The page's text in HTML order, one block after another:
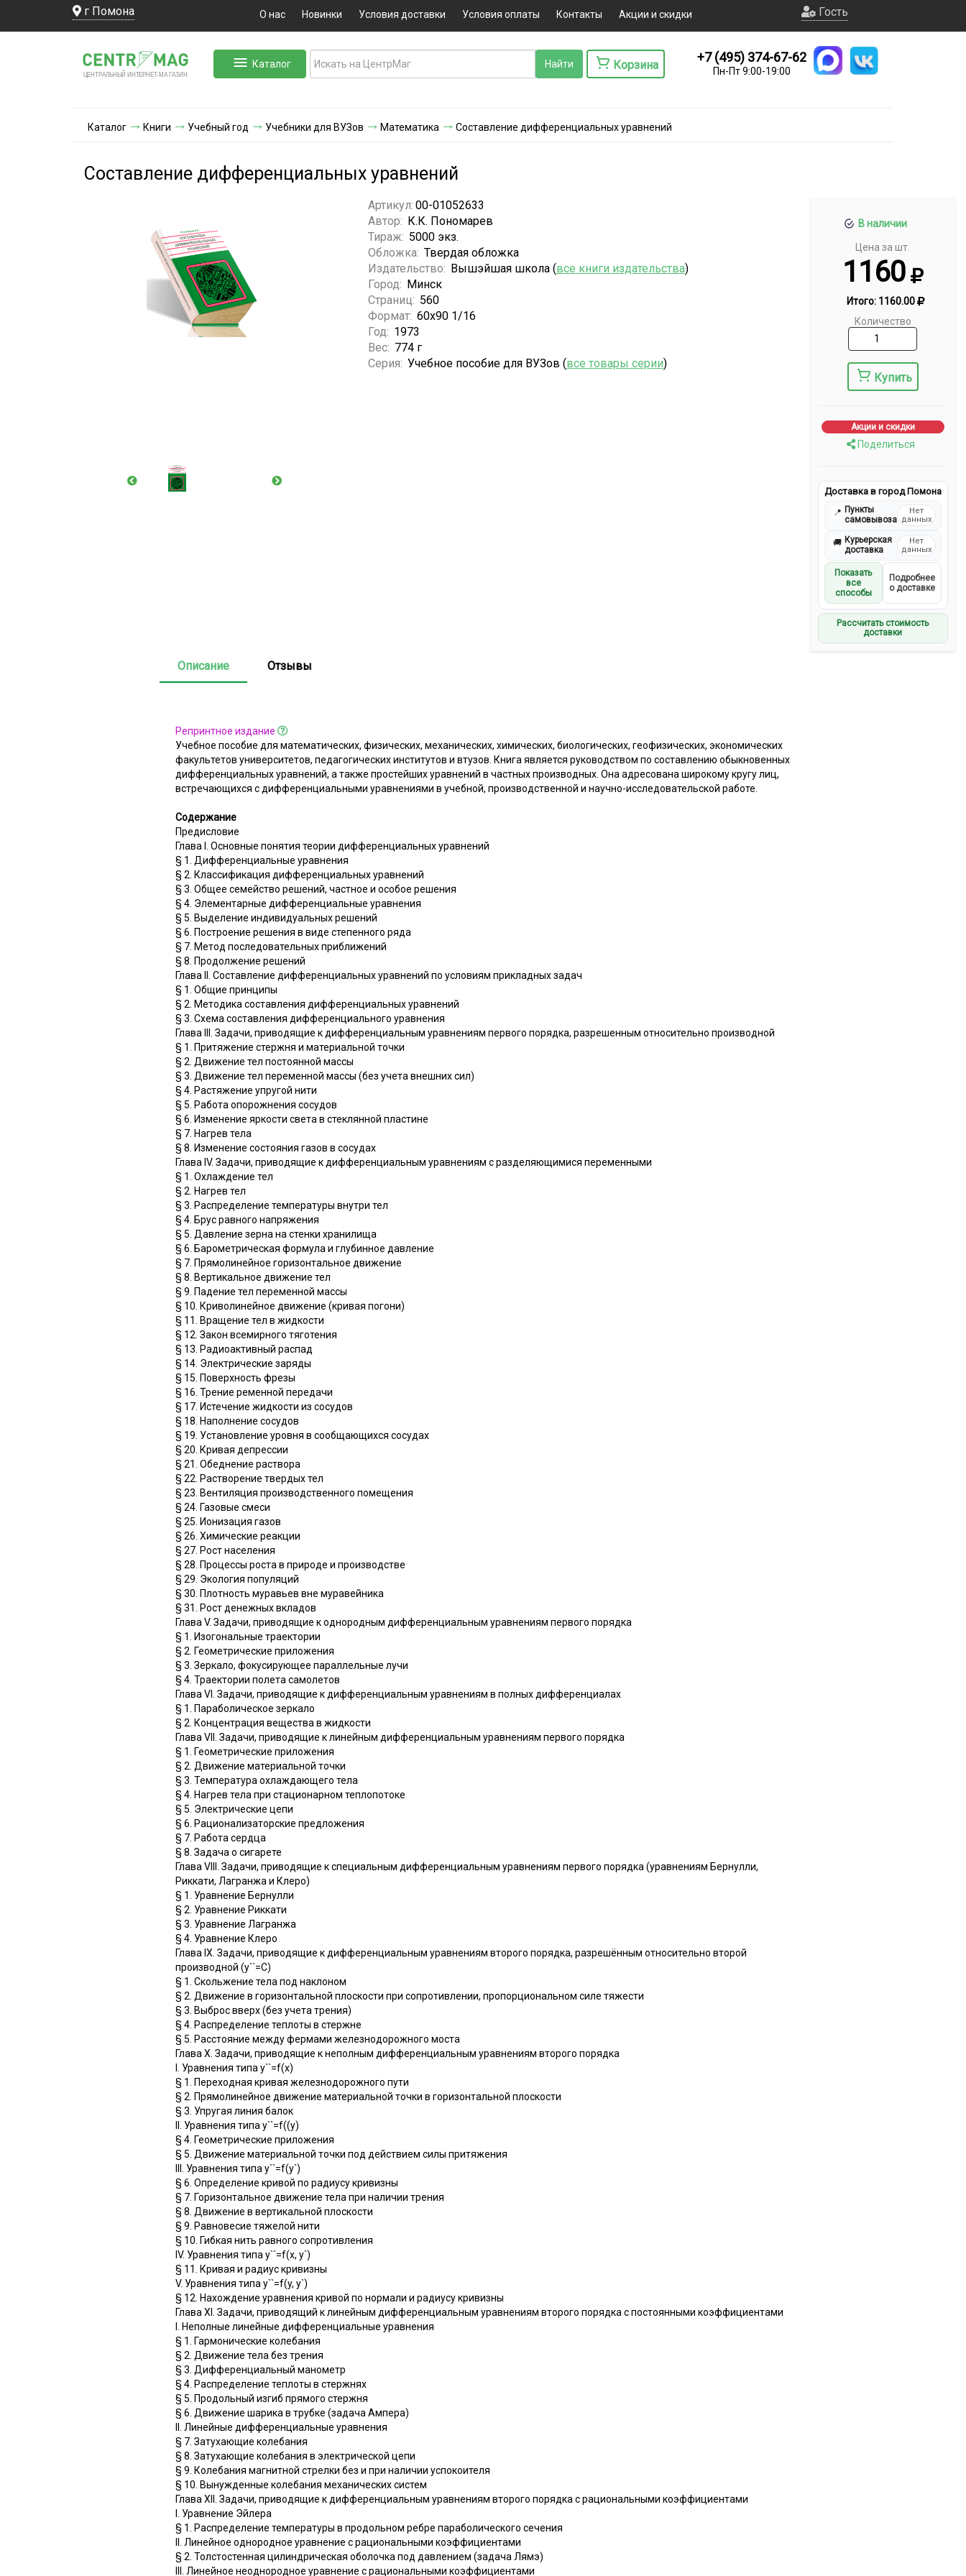
г Помона О нас Новинки Условия доставки Условия оплаты Контакты Акции и скидки Гость
ЦЕНТРАЛЬНЫЙ ИНТЕРНЕТ-МА ГАЗИН
Каталог Корзина
+7 (495) 374-67-62
Пн-Пт 9:00-19:00
Каталог Книги Учебный год Учебники для ВУЗов Математика Составление дифференциальных уравнений
Составление дифференциальных уравнений
В наличии
Цена за шт.
1160
Итого: 1160.00
Количество
Купить
Акции и скидки
Поделиться
Доставка в город Помона
📍 Пункты
самовывоза
Нет
данных
🚚 Курьерская
доставка
Нет
данных
Показать
все
способы
Подробнее
о доставке
Рассчитать стоимость
доставки
Артикул: 00-01052633
Автор: К.К. Пономарев
Тираж: 5000 экз.
Обложка: Твердая обложка
Издательство: Вышэйшая школа (все книги издательства)
Город: Минск
Страниц: 560
Формат: 60х90 1/16
Год: 1973
Вес: 774 г
Серия: Учебное пособие для ВУЗов (все товары серии)
Описание Отзывы
Репринтное издание
Учебное пособие для математических, физических, механических, химических, биологических, геофизических, экономических
факультетов университетов, педагогических институтов и втузов. Книга является руководством по составлению обыкновенных
дифференциальных уравнений, а также простейших уравнений в частных производных. Она адресована широкому кругу лиц,
встречающихся с дифференциальными уравнениями в учебной, производственной и научно-исследовательской работе.
Содержание
Предисловие
Глава I. Основные понятия теории дифференциальных уравнений
§ 1. Дифференциальные уравнения
§ 2. Классификация дифференциальных уравнений
§ 3. Общее семейство решений, частное и особое решения
§ 4. Элементарные дифференциальные уравнения
§ 5. Выделение индивидуальных решений
§ 6. Построение решения в виде степенного ряда
§ 7. Метод последовательных приближений
§ 8. Продолжение решений
Глава II. Составление дифференциальных уравнений по условиям прикладных задач
§ 1. Общие принципы
§ 2. Методика составления дифференциальных уравнений
§ 3. Схема составления дифференциального уравнения
Глава III. Задачи, приводящие к дифференциальным уравнениям первого порядка, разрешенным относительно производной
§ 1. Притяжение стержня и материальной точки
§ 2. Движение тел постоянной массы
§ 3. Движение тел переменной массы (без учета внешних сил)
§ 4. Растяжение упругой нити
§ 5. Работа опорожнения сосудов
§ 6. Изменение яркости света в стеклянной пластине
§ 7. Нагрев тела
§ 8. Изменение состояния газов в сосудах
Глава IV. Задачи, приводящие к дифференциальным уравнениям с разделяющимися переменными
§ 1. Охлаждение тел
§ 2. Нагрев тел
§ 3. Распределение температуры внутри тел
§ 4. Брус равного напряжения
§ 5. Давление зерна на стенки хранилища
§ 6. Барометрическая формула и глубинное давление
§ 7. Прямолинейное горизонтальное движение
§ 8. Вертикальное движение тел
§ 9. Падение тел переменной массы
§ 10. Криволинейное движение (кривая погони)
§ 11. Вращение тел в жидкости
§ 12. Закон всемирного тяготения
§ 13. Радиоактивный распад
§ 14. Электрические заряды
§ 15. Поверхность фрезы
§ 16. Трение ременной передачи
§ 17. Истечение жидкости из сосудов
§ 18. Наполнение сосудов
§ 19. Установление уровня в сообщающихся сосудах
§ 20. Кривая депрессии
§ 21. Обеднение раствора
§ 22. Растворение твердых тел
§ 23. Вентиляция производственного помещения
§ 24. Газовые смеси
§ 25. Ионизация газов
§ 26. Химические реакции
§ 27. Рост населения
§ 28. Процессы роста в природе и производстве
§ 29. Экология популяций
§ 30. Плотность муравьев вне муравейника
§ 31. Рост денежных вкладов
Глава V. Задачи, приводящие к однородным дифференциальным уравнениям первого порядка
§ 1. Изогональные траектории
§ 2. Геометрические приложения
§ 3. Зеркало, фокусирующее параллельные лучи
§ 4. Траектории полета самолетов
Глава VI. Задачи, приводящие к дифференциальным уравнениям в полных дифференциалах
§ 1. Параболическое зеркало
§ 2. Концентрация вещества в жидкости
Глава VII. Задачи, приводящие к линейным дифференциальным уравнениям первого порядка
§ 1. Геометрические приложения
§ 2. Движение материальной точки
§ 3. Температура охлаждающего тела
§ 4. Нагрев тела при стационарном теплопотоке
§ 5. Электрические цепи
§ 6. Рационализаторские предложения
§ 7. Работа сердца
§ 8. Задача о сигарете
Глава VIII. Задачи, приводящие к специальным дифференциальным уравнениям первого порядка (уравнениям Бернулли,
Риккати, Лагранжа и Клеро)
§ 1. Уравнение Бернулли
§ 2. Уравнение Риккати
§ 3. Уравнение Лагранжа
§ 4. Уравнение Клеро
Глава IX. Задачи, приводящие к дифференциальным уравнениям второго порядка, разрешённым относительно второй
производной (у``=С)
§ 1. Скольжение тела под наклоном
§ 2. Движение в горизонтальной плоскости при сопротивлении, пропорциональном силе тяжести
§ 3. Выброс вверх (без учета трения)
§ 4. Распределение теплоты в стержне
§ 5. Расстояние между фермами железнодорожного моста
Глава X. Задачи, приводящие к неполным дифференциальным уравнениям второго порядка
I. Уравнения типа y``=f(x)
§ 1. Переходная кривая железнодорожного пути
§ 2. Прямолинейное движение материальной точки в горизонтальной плоскости
§ 3. Упругая линия балок
II. Уравнения типа y``=f((y)
§ 4. Геометрические приложения
§ 5. Движение материальной точки под действием силы притяжения
III. Уравнения типа y``=f(y`)
§ 6. Определение кривой по радиусу кривизны
§ 7. Горизонтальное движение тела при наличии трения
§ 8. Движение в вертикальной плоскости
§ 9. Равновесие тяжелой нити
§ 10. Гибкая нить равного сопротивления
IV. Уравнения типа y``=f(x, у`)
§ 11. Кривая и радиус кривизны
V. Уравнения типа y``=f(y, у`)
§ 12. Нахождение уравнения кривой по нормали и радиусу кривизны
Глава XI. Задачи, приводящий к линейным дифференциальным уравнениям второго порядка с постоянными коэффициентами
I. Неполные линейные дифференциальные уравнения
§ 1. Гармонические колебания
§ 2. Движение тела без трения
§ 3. Дифференциальный манометр
§ 4. Распределение теплоты в стержнях
§ 5. Продольный изгиб прямого стержня
§ 6. Движение шарика в трубке (задача Ампера)
II. Линейные дифференциальные уравнения
§ 7. Затухающие колебания
§ 8. Затухающие колебания в электрической цепи
§ 9. Колебания магнитной стрелки без и при наличии успокоителя
§ 10. Вынужденные колебания механических систем
Глава XII. Задачи, приводящие к дифференциальным уравнениям второго порядка с рациональными коэффициентами
I. Уравнение Эйлера
§ 1. Распределение температуры в продольном ребре параболического сечения
II. Линейное однородное уравнение с рациональными коэффициентами
§ 2. Толстостенная цилиндрическая оболочка под давлением (задача Лямэ)
III. Линейное неоднородное уравнение с рациональными коэффициентами